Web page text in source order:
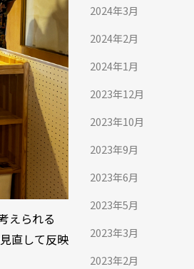
えられる
直して反映
2024年3月
2024年2月
2024年1月
2023年12月
2023年10月
2023年9月
2023年6月
2023年5月
2023年3月
2023年2月